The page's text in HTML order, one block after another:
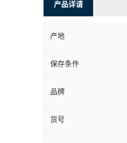
产品详请
产地
保存条件
品牌
货号